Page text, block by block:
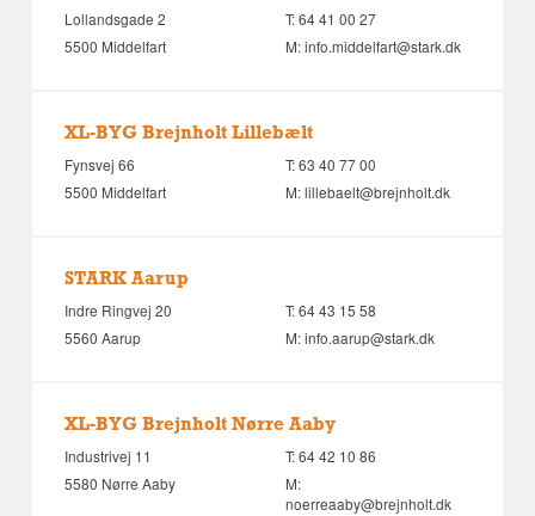
Lollandsgade 2
5500 Middelfart
T:64 41 00 27
M:info.middelfart@stark.dk
XL-BYG Brejnholt Lillebælt
Fynsvej 66
5500 Middelfart
T:63 40 77 00
M:lillebaelt@brejnholt.dk
STARK Aarup
Indre Ringvej 20
5560 Aarup
T:64 43 15 58
M:info.aarup@stark.dk
XL-BYG Brejnholt Nørre Aaby
Industrivej 11
5580 Nørre Aaby
T:64 42 10 86
M:
noerreaaby@brejnholt.dk